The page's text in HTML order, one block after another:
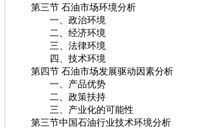
第三节 石油市场环境分析
一、政治环境
二、经济环境
三、法律环境
四、技术环境
第四节 石油市场发展驱动因素分析
一、产品优势
二、政策扶持
三、产业化的可能性
第三节中国石油行业技术环境分析